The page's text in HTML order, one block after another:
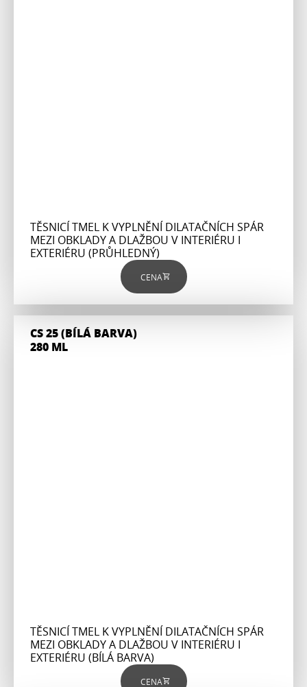
TĚSNICÍ TMEL K VYPLNĚNÍ DILATAČNÍCH SPÁR
MEZI OBKLADY A DLAŽBOU V INTERIÉRU I
EXTERIÉRU (PRŮHLEDNÝ)
CENA
CS 25 (BÍLÁ BARVA)
280 ML
TĚSNICÍ TMEL K VYPLNĚNÍ DILATAČNÍCH SPÁR
MEZI OBKLADY A DLAŽBOU V INTERIÉRU I
EXTERIÉRU (BÍLÁ BARVA)
CENA